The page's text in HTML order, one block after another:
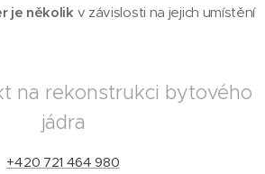
je několik v závislosti na jejich umístění
na rekonstrukci bytového
jádra
+420 721 464 980